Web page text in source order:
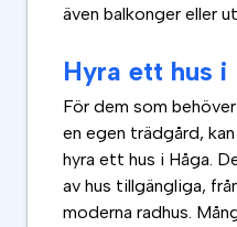
även balkonger eller
Hyra ett hus i
För dem som
en egen trädgård,
hyra ett hus i Håga.
av hus tillgängliga,
moderna radhus.